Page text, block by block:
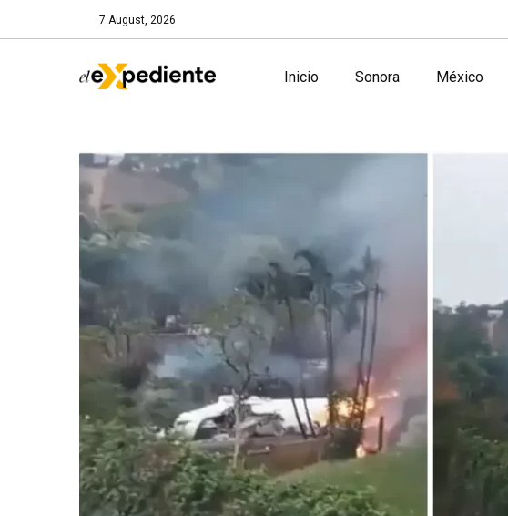
7 August, 2026
Inicio Sonora México